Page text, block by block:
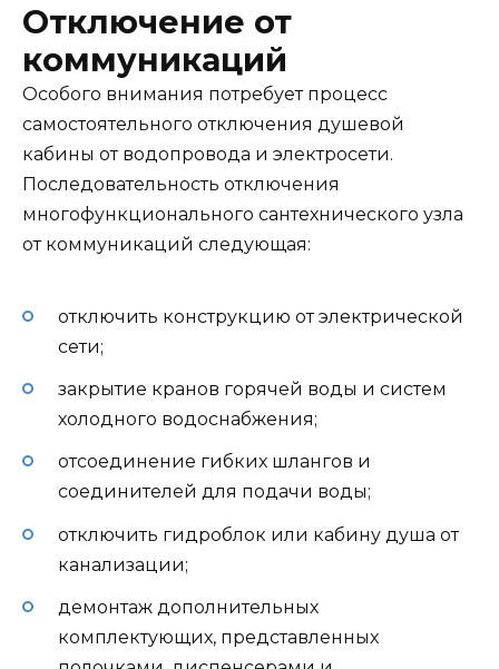
Отключение от
коммуникаций
Особого внимания потребует процесс
самостоятельного отключения душевой
кабины от водопровода и электросети.
Последовательность отключения
многофункционального сантехнического узла
от коммуникаций следующая:
отключить конструкцию от электрической
сети;
закрытие кранов горячей воды и систем
холодного водоснабжения;
отсоединение гибких шлангов и
соединителей для подачи воды;
отключить гидроблок или кабину душа от
канализации;
демонтаж дополнительных
комплектующих, представленных